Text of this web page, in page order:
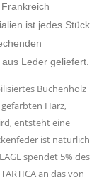
ist jedes Stück
Leder geliefert.
Buchenholz
Harz,
entsteht eine
ist natürlich
spendet 5% des
an das von